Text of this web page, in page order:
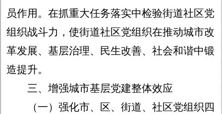
员作用。在抓重大任务落实中检验街道社区党
组织战斗力，使街道社区党组织在推动城市改
革发展、基层治理、民生改善、社会和谐中锻
造提升。
三、增强城市基层党建整体效应
（一）强化市、区、街道、社区党组织四